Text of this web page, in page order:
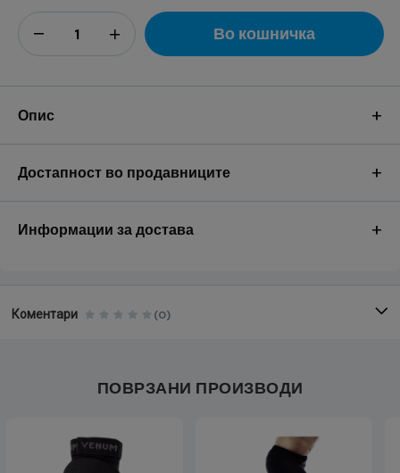
Во кошничка
Опис +
Достапност во продавниците +
Информации за достава +
Коментари (0)
ПОВРЗАНИ ПРОИЗВОДИ